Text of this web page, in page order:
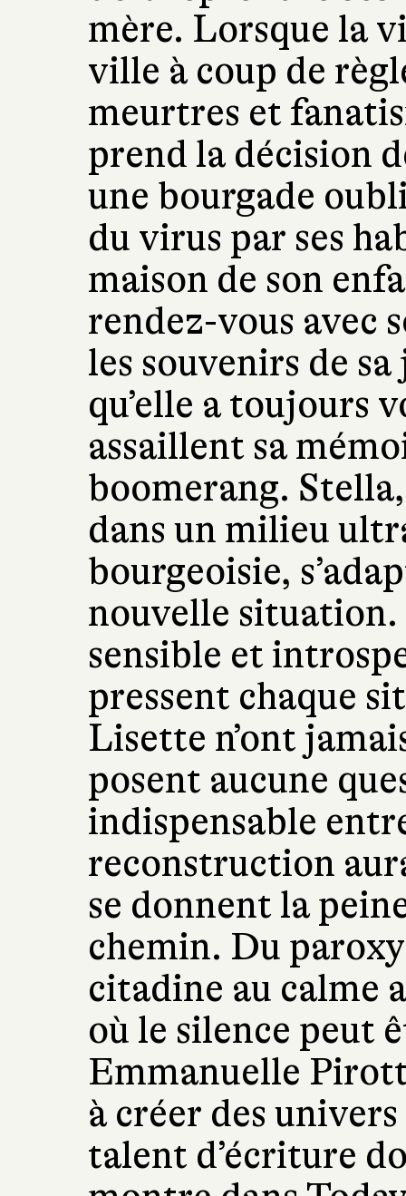
mère. Lorsque la
ville à coup de
meurtres et
prend la décision
une bourgade
du virus par ses
maison de son
rendez-vous avec
les souvenirs de
qu’elle a toujours
assaillent sa
boomerang.
dans un milieu
bourgeoisie,
nouvelle situation.
sensible et
pressent chaque
Lisette n’ont
posent aucune
indispensable
reconstruction
se donnent la
chemin. Du
citadine au calme
où le silence peut
Emmanuelle
à créer des
talent d’écriture